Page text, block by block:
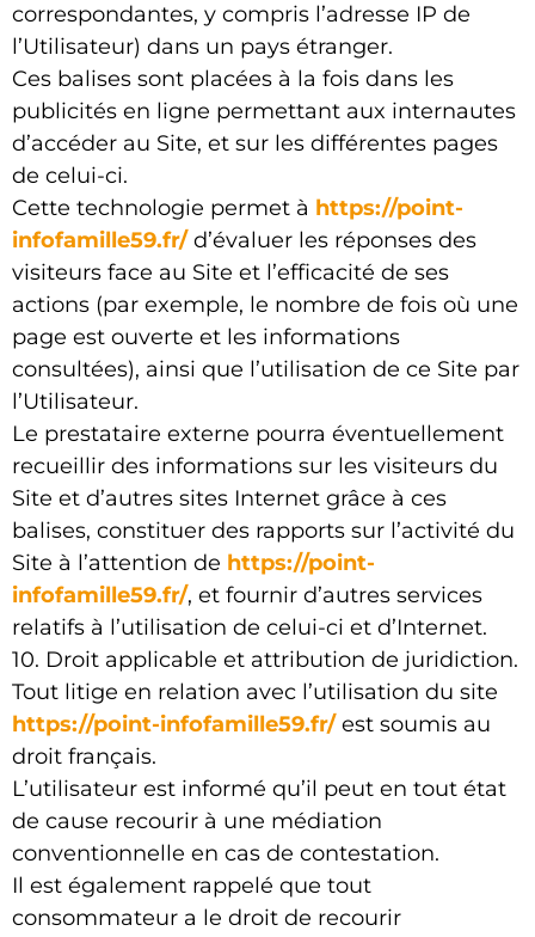
correspondantes, y compris l’adresse IP de
l’Utilisateur) dans un pays étranger.
Ces balises sont placées à la fois dans les
publicités en ligne permettant aux internautes
d’accéder au Site, et sur les différentes pages
de celui-ci.
Cette technologie permet à https://point-
infofamille59.fr/d’évaluer les réponses des
visiteurs face au Site et l’efficacité de ses
actions (par exemple, le nombre de fois où une
page est ouverte et les informations
consultées), ainsi que l’utilisation de ce Site par
l’Utilisateur.
Le prestataire externe pourra éventuellement
recueillir des informations sur les visiteurs du
Site et d’autres sites Internet grâce à ces
balises, constituer des rapports sur l’activité du
Site à l’attention de https://point-
infofamille59.fr/, et fournir d’autres services
relatifs à l’utilisation de celui-ci et d’Internet.
10. Droit applicable et attribution de juridiction.
Tout litige en relation avec l’utilisation du site
https://point-infofamille59.fr/est soumis au
droit français.
L’utilisateur est informé qu’il peut en tout état
de cause recourir à une médiation
conventionnelle en cas de contestation.
Il est également rappelé que tout
consommateur a le droit de recourir